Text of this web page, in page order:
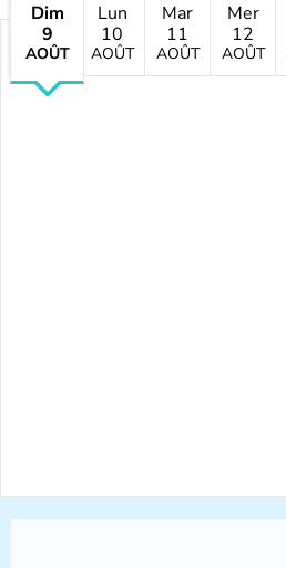
Dim
9
AOÛT
Lun
10
AOÛT
Mar
11
AOÛT
Mer
12
AOÛT